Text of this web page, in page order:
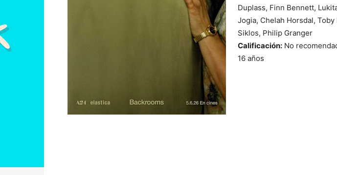
Duplass, Finn Bennett,
Jogia, Chelah Horsdal,
Siklos, Philip Granger
Calificación: No
16 años